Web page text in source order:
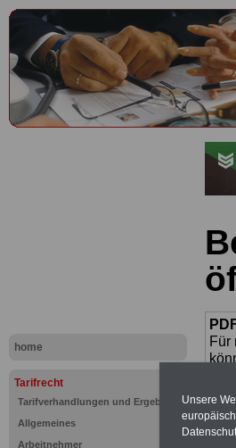
home
Tarifrecht
Tarifverhandlungen und Ergebnisse
Allgemeines
Arbeitnehmer
Für
das
Unsere